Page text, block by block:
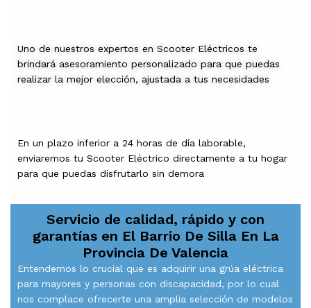
Uno de nuestros expertos en Scooter Eléctricos te
brindará asesoramiento personalizado para que puedas
realizar la mejor elección, ajustada a tus necesidades
En un plazo inferior a 24 horas de día laborable,
enviaremos tu Scooter Eléctrico directamente a tu hogar
para que puedas disfrutarlo sin demora
Servicio de calidad, rápido y con
garantías en El Barrio De Silla En La
Provincia De Valencia
Entendemos lo crucial que es adquirir una grúa eléctrica
para mayores y personas con discapacidad, por lo cual
nos complace ofrecerte una amplia selección de modelos